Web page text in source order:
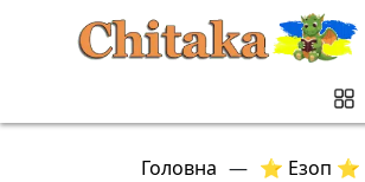
Головна — ⭐ Езоп ⭐